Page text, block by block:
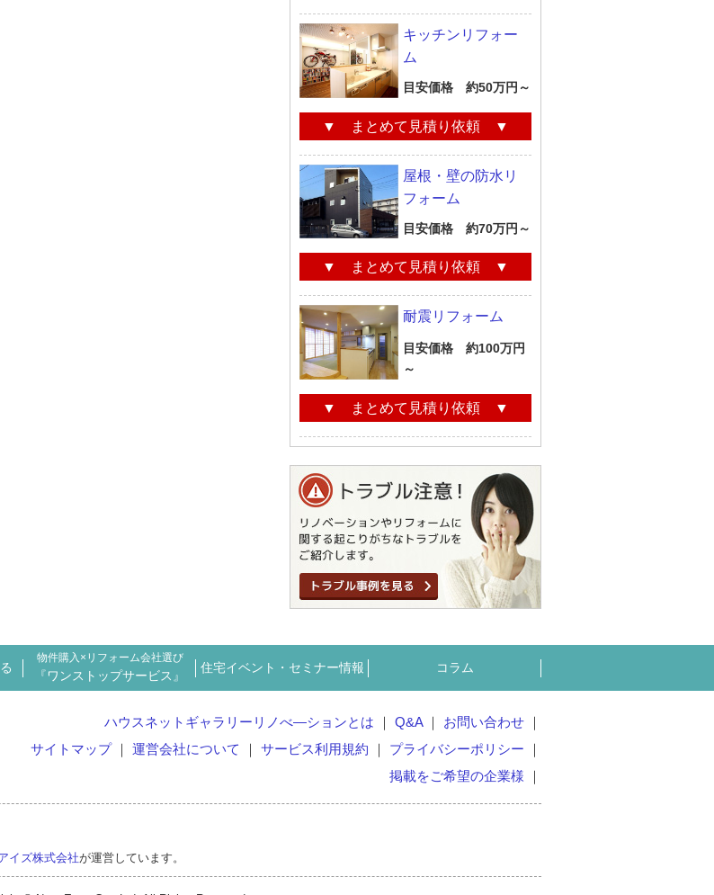
キッチンリフォー
ム
目安価格 約50万円～
▼ まとめて見積り依頼 ▼
屋根・壁の防水リ
フォーム
目安価格 約70万円～
▼ まとめて見積り依頼 ▼
耐震リフォーム
目安価格 約100万円
～
▼ まとめて見積り依頼 ▼
物件購入×リフォーム会社選び
『ワンストップサービス』
住宅イベント・セミナー情報 コラム
ハウスネットギャラリーリノべ―ションとは Q&A
お問い合わせ
サイトマップ
運営会社について サービス利用規約
プライバシーポリシー
掲載をご希望の企業様
イズ株式会社が運営しています。